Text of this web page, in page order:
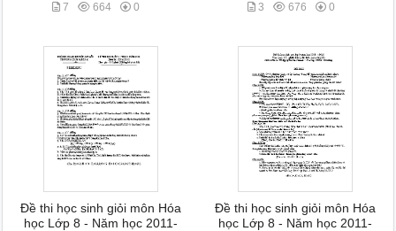
7 664 0 3 676 0
Đề thi học sinh giỏi môn Hóa
học Lớp 8 - Năm học 2011-
Đề thi học sinh giỏi môn Hóa
học Lớp 8 - Năm học 2011-